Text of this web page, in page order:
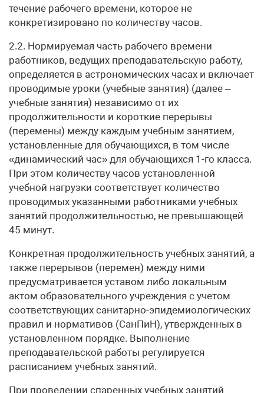
течение рабочего времени, которое не
конкретизировано по количеству часов.
2.2. Нормируемая часть рабочего времени
работников, ведущих преподавательскую работу,
определяется в астрономических часах и включает
проводимые уроки (учебные занятия) (далее –
учебные занятия) независимо от их
продолжительности и короткие перерывы
(перемены) между каждым учебным занятием,
установленные для обучающихся, в том числе
«динамический час» для обучающихся 1-го класса.
При этом количеству часов установленной
учебной нагрузки соответствует количество
проводимых указанными работниками учебных
занятий продолжительностью, не превышающей
45 минут.
Конкретная продолжительность учебных занятий, а
также перерывов (перемен) между ними
предусматривается уставом либо локальным
актом образовательного учреждения с учетом
соответствующих санитарно-эпидемиологических
правил и нормативов (СанПиН), утвержденных в
установленном порядке. Выполнение
преподавательской работы регулируется
расписанием учебных занятий.
При проведении спаренных учебных занятий